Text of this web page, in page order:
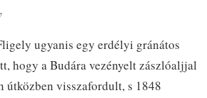
ugyanis egy erdélyi gránátos
hogy a Budára vezényelt zászlóaljjal
útközben visszafordult, s 1848